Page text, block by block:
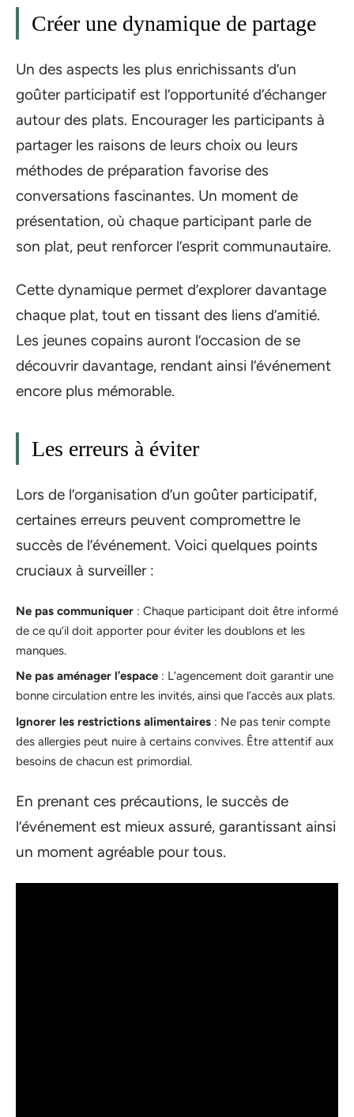
Créer une dynamique de partage
Un des aspects les plus enrichissants d’un
goûter participatif est l’opportunité d’échanger
autour des plats. Encourager les participants à
partager les raisons de leurs choix ou leurs
méthodes de préparation favorise des
conversations fascinantes. Un moment de
présentation, où chaque participant parle de
son plat, peut renforcer l’esprit communautaire.
Cette dynamique permet d’explorer davantage
chaque plat, tout en tissant des liens d’amitié.
Les jeunes copains auront l’occasion de se
découvrir davantage, rendant ainsi l’événement
encore plus mémorable.
Les erreurs à éviter
Lors de l’organisation d’un goûter participatif,
certaines erreurs peuvent compromettre le
succès de l’événement. Voici quelques points
cruciaux à surveiller :
Ne pas communiquer : Chaque participant doit être informé
de ce qu’il doit apporter pour éviter les doublons et les
manques.
Ne pas aménager l’espace : L’agencement doit garantir une
bonne circulation entre les invités, ainsi que l’accès aux plats.
Ignorer les restrictions alimentaires : Ne pas tenir compte
des allergies peut nuire à certains convives. Être attentif aux
besoins de chacun est primordial.
En prenant ces précautions, le succès de
l’événement est mieux assuré, garantissant ainsi
un moment agréable pour tous.